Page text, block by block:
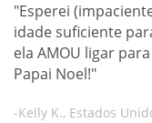
"Esperei
idade suficiente
ela AMOU ligar
Papai Noel!"
-Kelly K., Estados